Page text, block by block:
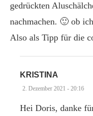
gedrückten
nachmachen. 🙂 ob
Also als Tipp für die
KRISTINA
2. Dezember 2021 - 20:16
Hei Doris, danke